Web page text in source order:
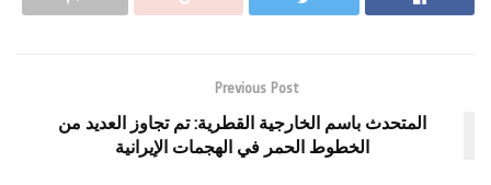
Previous Post
المتحدث باسم الخارجية القطرية: تم تجاوز العديد من
الخطوط الحمر في الهجمات الإيرانية